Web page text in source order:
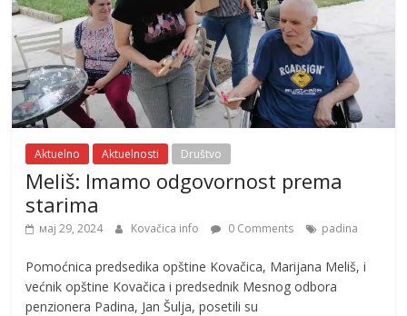
Aktuelno Aktuelnosti Društvo
Meliš: Imamo odgovornost prema
starima
мај 29, 2024 Kovačica info 0 Comments padina
Pomoćnica predsedika opštine Kovačica, Marijana Meliš, i
većnik opštine Kovačica i predsednik Mesnog odbora
penzionera Padina, Jan Šulja, posetili su